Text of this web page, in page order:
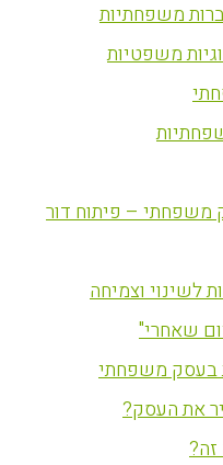
משפחתיות
משפטיות
משפחתי – פיתוח דור
לשינוי וצמיחה
שאחרי"
בעסק משפחתי
את העסק?